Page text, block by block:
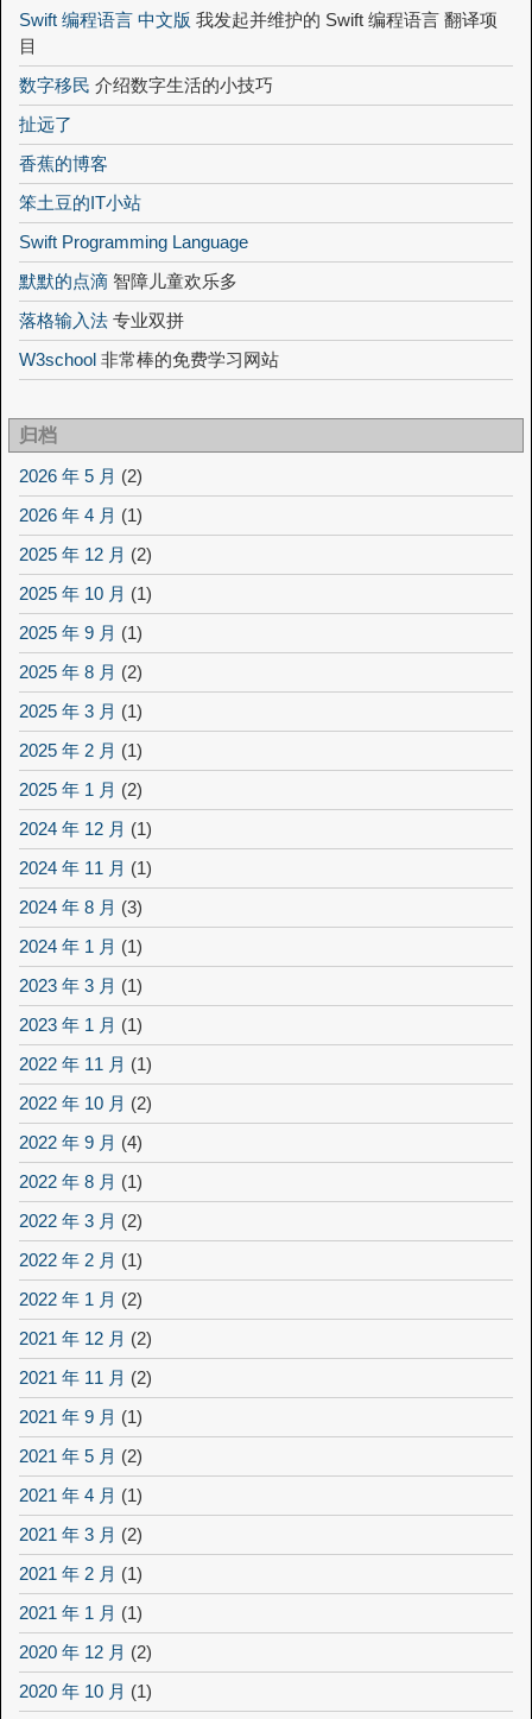
Swift 编程语言 中文版 我发起并维护的 Swift 编程语言 翻译项
目
数字移民 介绍数字生活的小技巧
扯远了
香蕉的博客
笨土豆的IT小站
Swift Programming Language
默默的点滴 智障儿童欢乐多
落格输入法 专业双拼
W3school 非常棒的免费学习网站
归档
2026 年 5 月 (2)
2026 年 4 月 (1)
2025 年 12 月 (2)
2025 年 10 月 (1)
2025 年 9 月 (1)
2025 年 8 月 (2)
2025 年 3 月 (1)
2025 年 2 月 (1)
2025 年 1 月 (2)
2024 年 12 月 (1)
2024 年 11 月 (1)
2024 年 8 月 (3)
2024 年 1 月 (1)
2023 年 3 月 (1)
2023 年 1 月 (1)
2022 年 11 月 (1)
2022 年 10 月 (2)
2022 年 9 月 (4)
2022 年 8 月 (1)
2022 年 3 月 (2)
2022 年 2 月 (1)
2022 年 1 月 (2)
2021 年 12 月 (2)
2021 年 11 月 (2)
2021 年 9 月 (1)
2021 年 5 月 (2)
2021 年 4 月 (1)
2021 年 3 月 (2)
2021 年 2 月 (1)
2021 年 1 月 (1)
2020 年 12 月 (2)
2020 年 10 月 (1)